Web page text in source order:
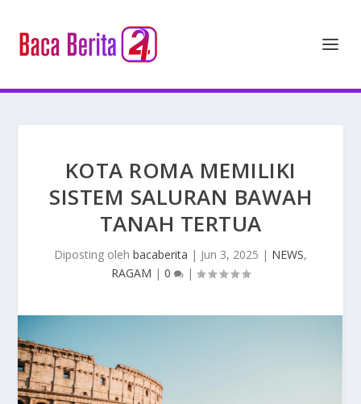
KOTA ROMA MEMILIKI
SISTEM SALURAN BAWAH
TANAH TERTUA
Diposting oleh bacaberita | Jun 3, 2025 | NEWS,
RAGAM | 0 |